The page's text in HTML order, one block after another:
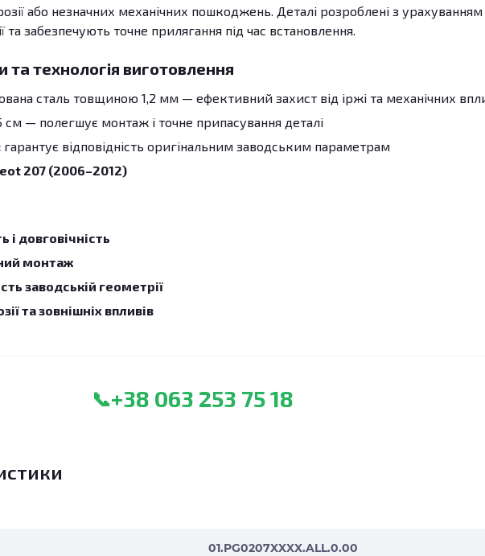
або незначних механічних пошкоджень. Деталі розроблені з урахуванням
та забезпечують точне прилягання під час встановлення.
та технологія виготовлення
сталь товщиною 1,2 мм — ефективний захист від іржі та механічних
см — полегшує монтаж і точне припасування деталі
гарантує відповідність оригінальним заводським параметрам
207 (2006–2012)
і довговічність
монтаж
заводській геометрії
та зовнішніх впливів
📞+38 063 253 75 18
01.PG0207XXXX.ALL.0.00